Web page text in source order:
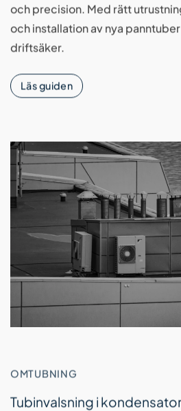
och precision. Med rätt
och installation av nya
driftsäker.
Läs guiden
OMTUBNING
Tubinvalsning i kondensator